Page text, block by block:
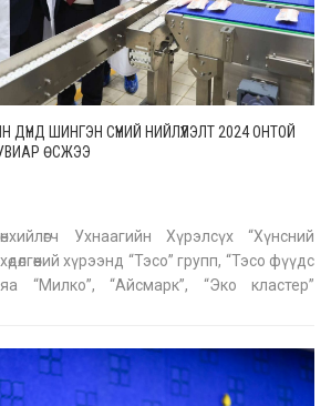
ДҮНД ШИНГЭН СҮҮНИЙ НИЙЛҮҮЛЭЛТ 2024 ОНТОЙ
ӨСЖЭЭ
Ухнаагийн Хүрэлсүх “Хүнсний
хүрээнд “Тэсо” групп, “Тэсо фүүдс
“Милко”, “Айсмарк”, “Эко кластер”